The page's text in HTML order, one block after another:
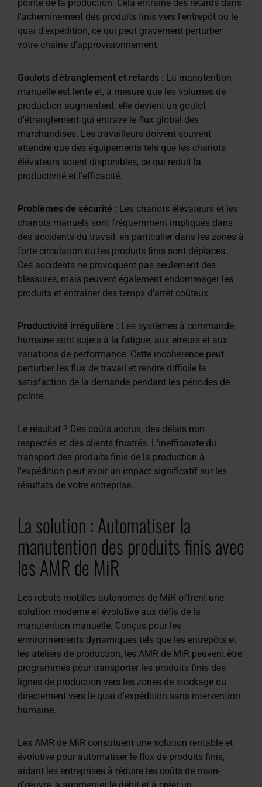
pointe de la production. Cela entraîne des retards dans
l'acheminement des produits finis vers l'entrepôt ou le
quai d'expédition, ce qui peut gravement perturber
votre chaîne d'approvisionnement.
Goulots d'étranglement et retards : La manutention
manuelle est lente et, à mesure que les volumes de
production augmentent, elle devient un goulot
d'étranglement qui entrave le flux global des
marchandises. Les travailleurs doivent souvent
attendre que des équipements tels que les chariots
élévateurs soient disponibles, ce qui réduit la
productivité et l'efficacité.
Problèmes de sécurité : Les chariots élévateurs et les
chariots manuels sont fréquemment impliqués dans
des accidents du travail, en particulier dans les zones à
forte circulation où les produits finis sont déplacés.
Ces accidents ne provoquent pas seulement des
blessures, mais peuvent également endommager les
produits et entraîner des temps d'arrêt coûteux.
Productivité irrégulière : Les systèmes à commande
humaine sont sujets à la fatigue, aux erreurs et aux
variations de performance. Cette incohérence peut
perturber les flux de travail et rendre difficile la
satisfaction de la demande pendant les périodes de
pointe.
Le résultat ? Des coûts accrus, des délais non
respectés et des clients frustrés. L'inefficacité du
transport des produits finis de la production à
l'expédition peut avoir un impact significatif sur les
résultats de votre entreprise.
La solution : Automatiser la
manutention des produits finis avec
les AMR de MiR
Les robots mobiles autonomes de MiR offrent une
solution moderne et évolutive aux défis de la
manutention manuelle. Conçus pour les
environnements dynamiques tels que les entrepôts et
les ateliers de production, les AMR de MiR peuvent être
programmés pour transporter les produits finis des
lignes de production vers les zones de stockage ou
directement vers le quai d'expédition sans intervention
humaine.
Les AMR de MiR constituent une solution rentable et
évolutive pour automatiser le flux de produits finis,
aidant les entreprises à réduire les coûts de main-